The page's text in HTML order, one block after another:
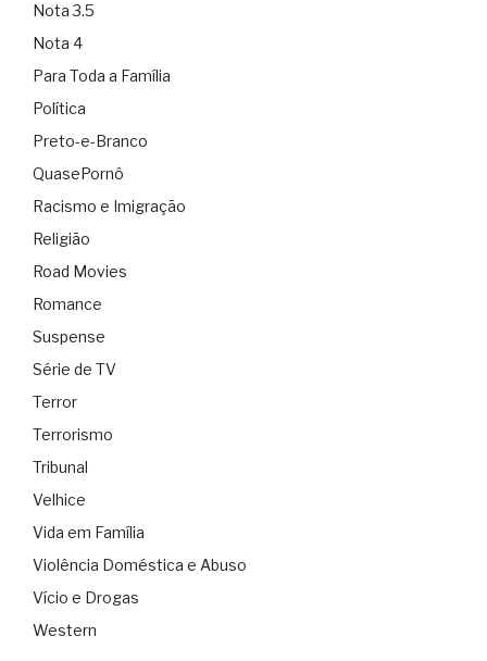
Nota 3.5
Nota 4
Para Toda a Família
Política
Preto-e-Branco
QuasePornô
Racismo e Imigração
Religião
Road Movies
Romance
Suspense
Série de TV
Terror
Terrorismo
Tribunal
Velhice
Vida em Família
Violência Doméstica e Abuso
Vício e Drogas
Western